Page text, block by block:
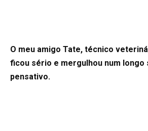
O meu amigo Tate, técnico
ficou sério e mergulhou num longo
pensativo.